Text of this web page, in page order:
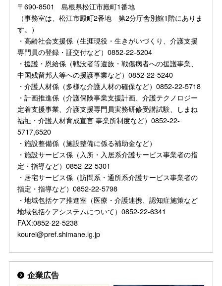
〒690-8501 島根県松江市殿町1番地
（事務室は、松江市殿町2番地 第2分庁舎別館1階にありま
す。）
・高齢社会支援係（生涯現役・生きがいづくり、介護支援
専門員の登録・証交付など）0852-22-5204
・援護・恩給係（戦没者等遺族・戦傷病者への援護事業、
中国残留邦人等への援護事業など）0852-22-5240
・介護人材係（多様な介護人材の確保など）0852-22-5718
・計画推進係（介護保険事業支援計画、介護テクノロジー
定着支援事業、介護支援専門員実務研修受講試験、しまね
福祉・介護人材育成宣言 事業所制度など）0852-22-
5717,6520
・施設整備係（施設整備に係る補助金など）
・施設サービス係（入所・入居系介護サービス事業者の指
定・指導など）0852-22-5301
・居宅サービス係（訪問系・通所系介護サービス事業者の
指定・指導など）0852-22-5798
・地域包括ケア推進室（医療・介護連携、認知症施策など
地域包括ケアシステムについて）0852-22-6341
FAX:0852-22-5238
kourei@pref.shimane.lg.jp
企業広告